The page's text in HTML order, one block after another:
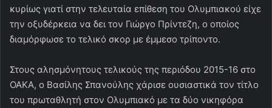
κυρίως γιατί στην τελευταία επίθεση του Ολυμπιακού είχε
την οξυδέρκεια να δει τον Γιώργο Πρίντεζη, ο οποίος
διαμόρφωσε το τελικό σκορ με έμμεσο τρίποντο.
Στους αλησμόνητους τελικούς της περιόδου 2015-16 στο
ΟΑΚΑ, ο Βασίλης Σπανούλης χάρισε ουσιαστικά τον τίτλο
του πρωταθλητή στον Ολυμπιακό με τα δύο νικηφόρα